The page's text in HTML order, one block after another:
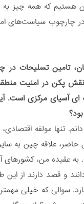
هستیم که همه چیز
چارچوب سیاست‌های
تامین تسلیحات
نقش پکن در امنیت
ای آسیای مرکزی است.
تنها مولفه
حاضر، علاقه چین به
به عقیده من،
و قصد دارند از این
سوالی که خیلی